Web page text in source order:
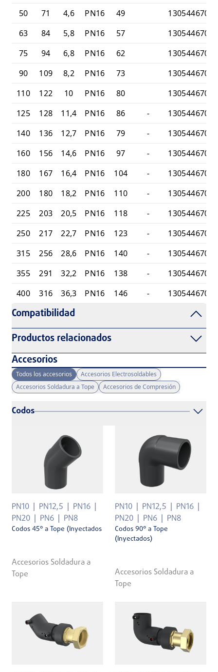
50
71 4,6 PN16 49
13054467005
63
84 5,8 PN16 57
13054467006
75
94 6,8 PN16 62
13054467007
90
109 8,2 PN16 73
13054467008
110
122 10 PN16 80
13054467009
125
128 11,4 PN16 86 -
13054467010
140
136 12,7 PN16 79 -
13054467011
160
156 14,6 PN16 97 -
13054467012
180
167 16,4 PN16 104 -
13054467013
200
180 18,2 PN16 110 -
13054467014
225
203 20,5 PN16 118 -
13054467015
250
217 22,7 PN16 123 -
13054467016
315
256 28,6 PN16 140 -
13054467018
355
291 32,2 PN16 138 -
13054467019
400
316 36,3 PN16 146 - 13054467020
Compatibilidad
Productos relacionados
Accesorios
Todos los accesorios
Accesorios Electrosoldables
Accesorios Soldadura a Tope
Accesorios de Compresión
Codos
PN10 PN12,5
PN16
PN20
PN6 PN8
Codos 45° a Tope (Inyectados
Accesorios Soldadura a
Tope
PN10 PN12,5
PN16
PN20
PN6 PN8
Codos 90° a Tope
(Inyectados)
Accesorios Soldadura a
Tope